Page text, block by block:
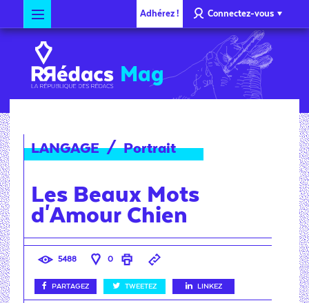
Connectez-vous
Adhérez !
Mag
LANGAGE / Portrait
Les Beaux Mots
d'Amour Chien
5488 0
PARTAGEZ TWEETEZ LINKEZ